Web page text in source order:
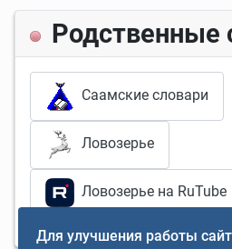
Родственные
Саамские словари
Ловозерье
Ловозерье на RuTube
Для улучшения работы